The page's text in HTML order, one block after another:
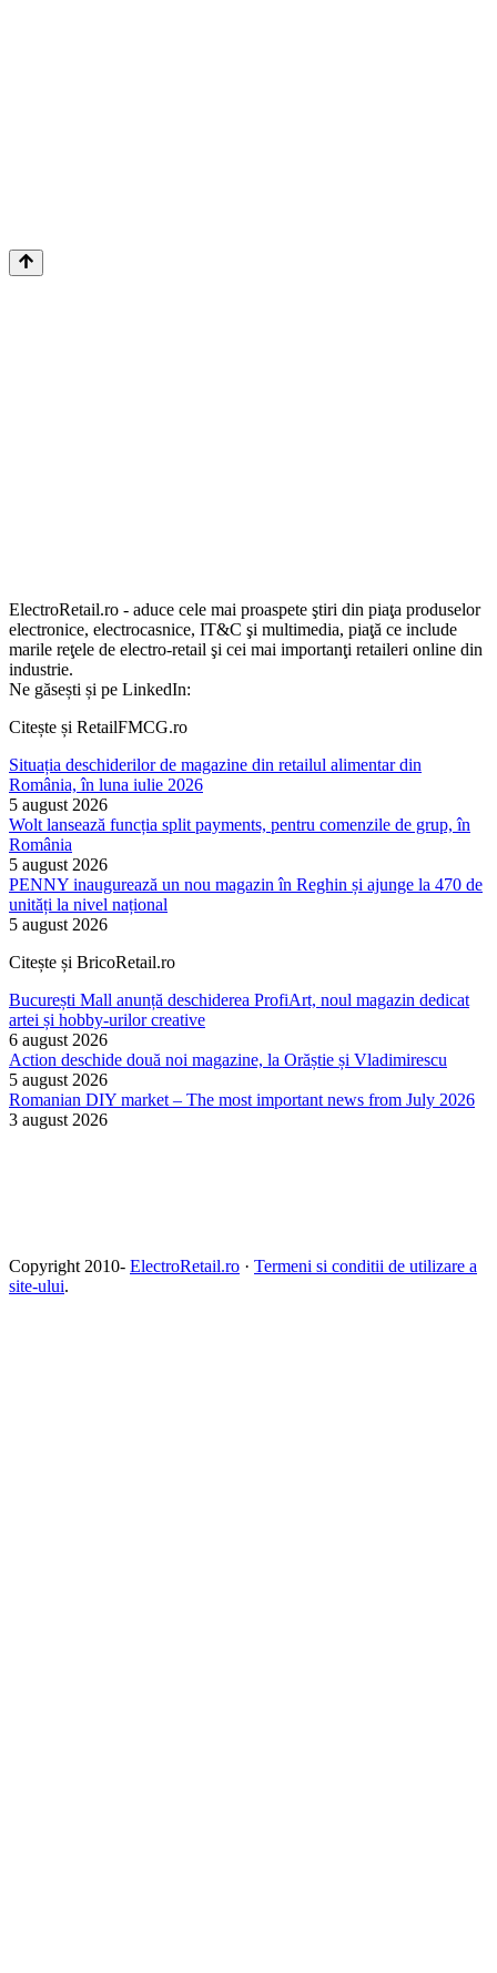
ElectroRetail.ro - aduce cele mai proaspete ştiri din piaţa produselor
electronice, electrocasnice, IT&C şi multimedia, piaţă ce include
marile reţele de electro-retail şi cei mai importanţi retaileri online din
industrie.
Ne găsești și pe LinkedIn:
Citește și RetailFMCG.ro
Situația deschiderilor de magazine din retailul alimentar din
România, în luna iulie 2026
5 august 2026
Wolt lansează funcția split payments, pentru comenzile de grup, în
România
5 august 2026
PENNY inaugurează un nou magazin în Reghin și ajunge la 470 de
unități la nivel național
5 august 2026
Citește și BricoRetail.ro
București Mall anunță deschiderea ProfiArt, noul magazin dedicat
artei și hobby-urilor creative
6 august 2026
Action deschide două noi magazine, la Orăștie și Vladimirescu
5 august 2026
Romanian DIY market – The most important news from July 2026
3 august 2026
Copyright 2010- ElectroRetail.ro · Termeni si conditii de utilizare a
site-ului.